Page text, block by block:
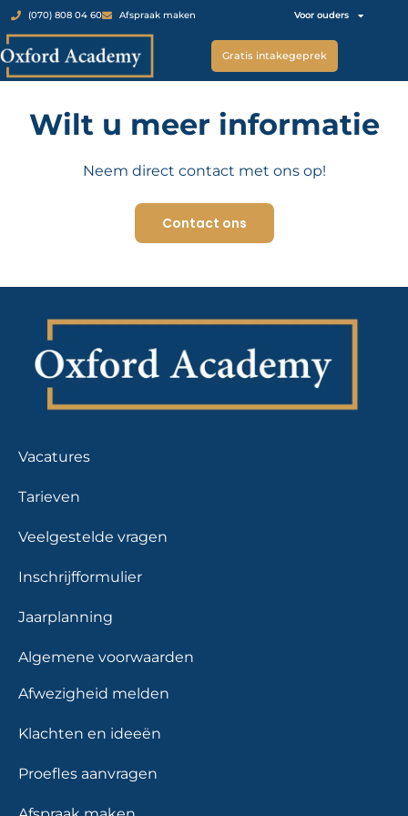
(070) 808 04 60 Afspraak maken Voor ouders
Gratis intakegeprek
Wilt u meer informatie
Neem direct contact met ons op!
Contact ons
Vacatures
Tarieven
Veelgestelde vragen
Inschrijfformulier
Jaarplanning
Algemene voorwaarden
Afwezigheid melden
Klachten en ideeën
Proefles aanvragen